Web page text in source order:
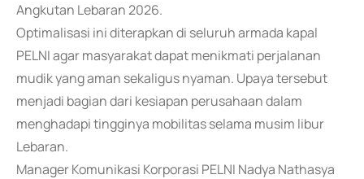
Angkutan Lebaran 2026.
Optimalisasi ini diterapkan di seluruh armada kapal
PELNI agar masyarakat dapat menikmati perjalanan
mudik yang aman sekaligus nyaman. Upaya tersebut
menjadi bagian dari kesiapan perusahaan dalam
menghadapi tingginya mobilitas selama musim libur
Lebaran.
Manager Komunikasi Korporasi PELNI Nadya Nathasya